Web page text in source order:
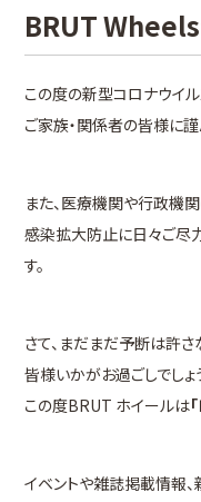
BRUT Wheels
この度の新型コロナウイ
ご家族・関係者の皆様に
また、医療機関や行政機関
感染拡大防止に日々ご尽
す。
さて、まだまだ予断は許
皆様いかがお過ごしでしょ
この度BRUT ホイールは
イベントや雑誌掲載情報